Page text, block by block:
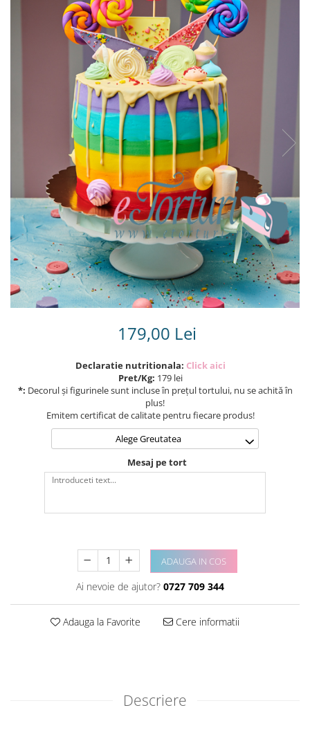
Torturi in frosting- crema pentru
Tortulețe 1.7 kg - 2 kg
179,00 Lei
Declaratie nutritionala: Click aici
Pret/Kg: 179 lei
*: Decorul și figurinele sunt incluse în prețul tortului, nu se achită în
plus!
Emitem certificat de calitate pentru fiecare produs!
Alege Greutatea
Mesaj pe tort
ADAUGA IN COS
Ai nevoie de ajutor? 0727 709 344
Adauga la Favorite Cere informatii
Descriere